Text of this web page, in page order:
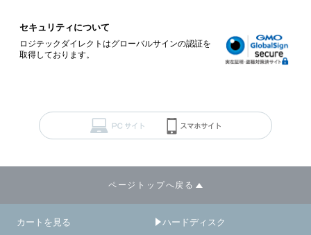
セキュリティについて
ロジテックダイレクトはグローバルサインの認証を
取得しております。
ページトップへ戻る
カートを見る ハードディスク